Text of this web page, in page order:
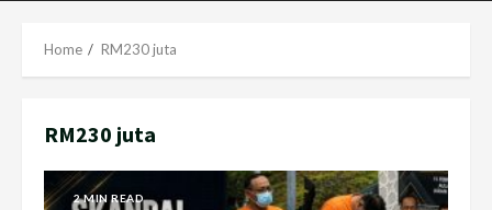
Home RM230 juta
RM230 juta
2 MIN READ